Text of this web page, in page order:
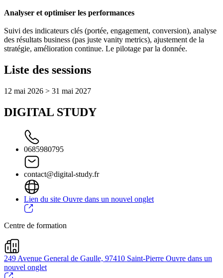
Analyser et optimiser les performances
Suivi des indicateurs clés (portée, engagement, conversion), analyse
des résultats business (pas juste vanity metrics), ajustement de la
stratégie, amélioration continue. Le pilotage par la donnée.
Liste des sessions
12 mai 2026 > 31 mai 2027
DIGITAL STUDY
0685980795
contact@digital-study.fr
Lien du site Ouvre dans un nouvel onglet
Centre de formation
249 Avenue General de Gaulle, 97410 Saint-Pierre Ouvre dans un
nouvel onglet